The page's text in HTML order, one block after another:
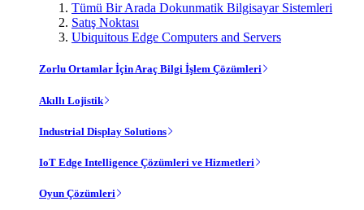
Tümü Bir Arada Dokunmatik Bilgisayar Sistemleri
Satış Noktası
Ubiquitous Edge Computers and Servers
Zorlu Ortamlar İçin Araç Bilgi İşlem Çözümleri
Akıllı Lojistik
Industrial Display Solutions
IoT Edge Intelligence Çözümleri ve Hizmetleri
Oyun Çözümleri